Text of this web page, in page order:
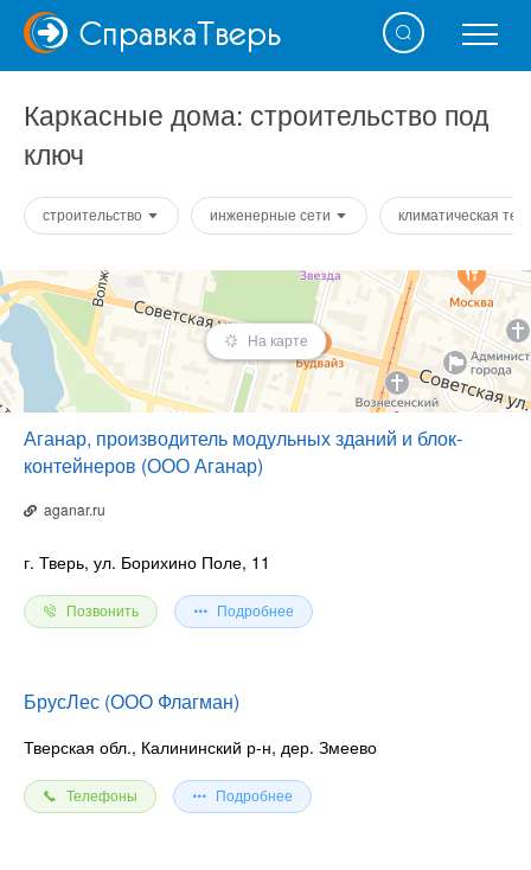
СправкаТверь
Каркасные дома: строительство под
ключ
строительство инженерные сети климатическая
На карте
Аганар, производитель модульных зданий и блок-
контейнеров (ООО Аганар)
aganar.ru
г. Тверь, ул. Борихино Поле, 11
Позвонить Подробнее
БрусЛес (ООО Флагман)
Тверская обл., Калининский р-н, дер. Змеево
Телефоны Подробнее